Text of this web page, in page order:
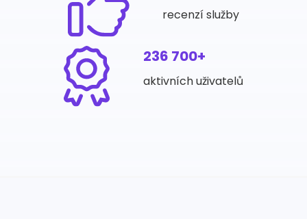
recenzí služby
236 700+
aktivních uživatelů